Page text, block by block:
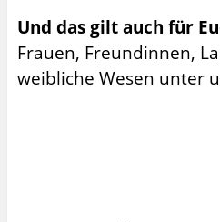
Und das gilt auch für
Frauen, Freundinnen,
weibliche Wesen unter